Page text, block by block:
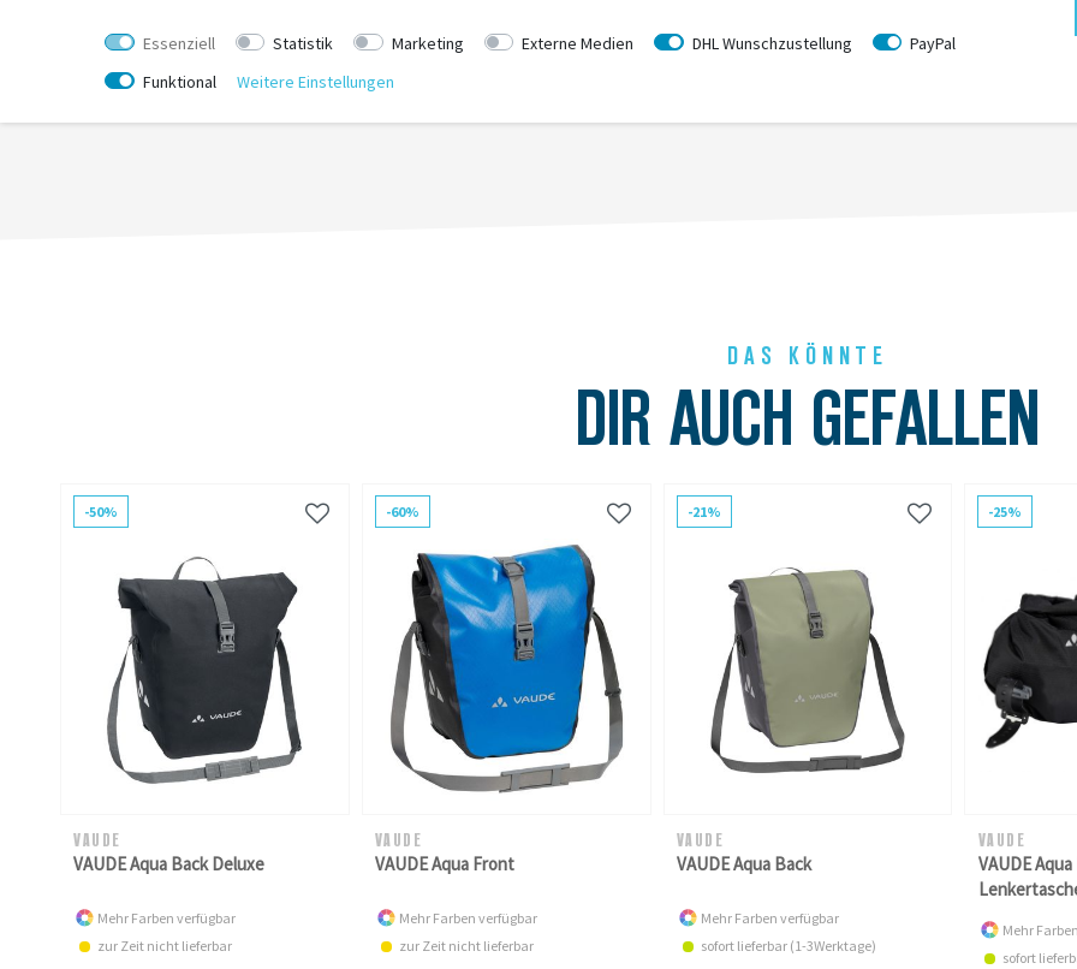
Vielen Dank für Ihr Verständnis.
DAS KÖNNTE
DIR AUCH GEFALLEN
-50%
VAUDE
VAUDE Aqua Back Deluxe
Mehr Farben verfügbar
zur Zeit nicht lieferbar
-60%
VAUDE
VAUDE Aqua Front
Mehr Farben verfügbar
zur Zeit nicht lieferbar
-21%
VAUDE
VAUDE Aqua Back
Mehr Farben verfügbar
sofort lieferbar (1-3Werktage)
-25%
VAUDE
VAUDE
Mehr
sofort
Essenziell Statistik Marketing Externe Medien DHL Wunschzustellung
PayPal
Funktional
Weitere Einstellungen